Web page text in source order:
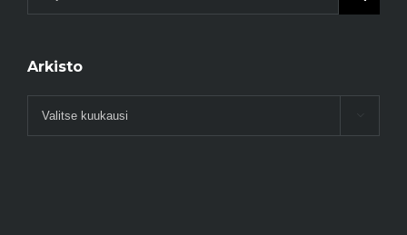
Arkisto
Arkisto